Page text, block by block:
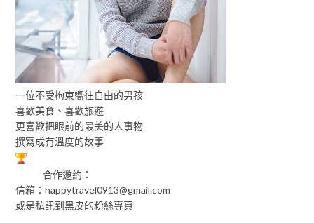
一位不受拘束嚮往自由的男孩
喜歡美食、喜歡旅遊
更喜歡把眼前的最美的人事物
撰寫成有溫度的故事
合作邀約：
信箱：happytravel0913@gmail.com
或是私訊到黑皮的粉絲專頁